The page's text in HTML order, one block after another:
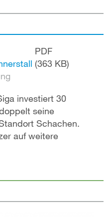
PDF
(363 KB)
investiert 30
seine
Schachen.
auf weitere